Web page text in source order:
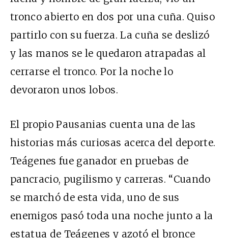
tronco abierto en dos por una cuña. Quiso
partirlo con su fuerza. La cuña se deslizó
y las manos se le quedaron atrapadas al
cerrarse el tronco. Por la noche lo
devoraron unos lobos.
El propio Pausanias cuenta una de las
historias más curiosas acerca del deporte.
Teágenes fue ganador en pruebas de
pancracio, pugilismo y carreras. “Cuando
se marchó de esta vida, uno de sus
enemigos pasó toda una noche junto a la
estatua de Teágenes y azotó el bronce